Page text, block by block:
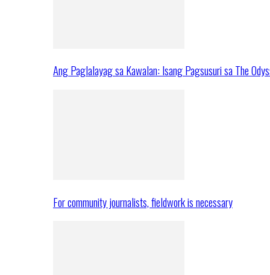
Ang Paglalayag sa Kawalan: Isang Pagsusuri sa The
For community journalists, fieldwork is necessary